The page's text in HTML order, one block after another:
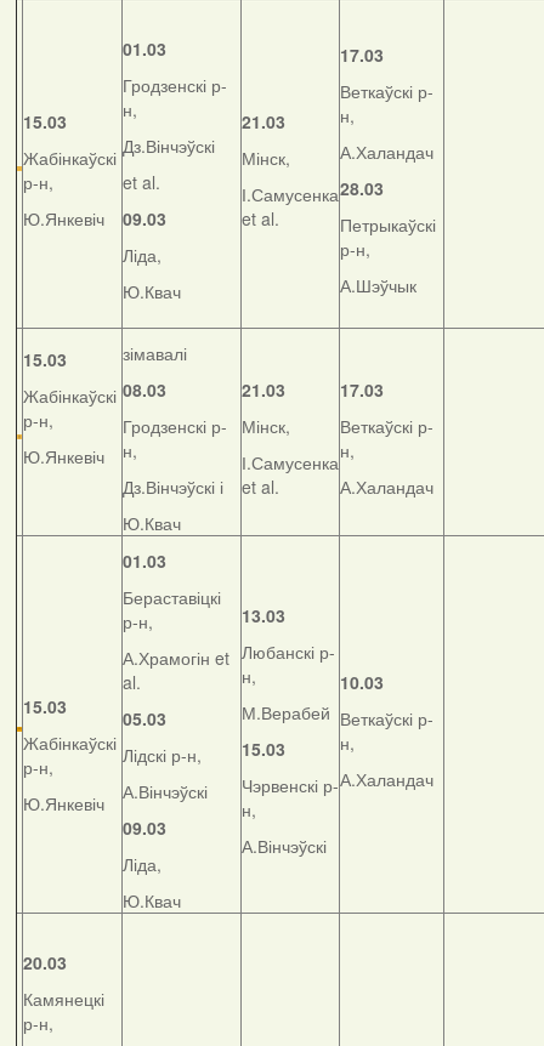
15.03
Жабінкаўскі
р-н,
Ю.Янкевіч
01.03
Гродзенскі р-
н,
Дз.Вінчэўскі
et al.
09.03
Ліда,
Ю.Квач
21.03
Мінск,
І.Самусенка
et al.
17.03
Веткаўскі р-
н,
А.Халандач
28.03
Петрыкаўскі
р-н,
А.Шэўчык
15.03
Жабінкаўскі
р-н,
Ю.Янкевіч
зімавалі
08.03
Гродзенскі р-
н,
Дз.Вінчэўскі і
Ю.Квач
21.03
Мінск,
І.Самусенка
et al.
17.03
Веткаўскі р-
н,
А.Халандач
15.03
Жабінкаўскі
р-н,
Ю.Янкевіч
01.03
Бераставіцкі
р-н,
А.Храмогін et
al.
05.03
Лідскі р-н,
А.Вінчэўскі
09.03
Ліда,
Ю.Квач
13.03
Любанскі р-
н,
М.Верабей
15.03
Чэрвенскі р-
н,
А.Вінчэўскі
10.03
Веткаўскі р-
н,
А.Халандач
20.03
Камянецкі
р-н,